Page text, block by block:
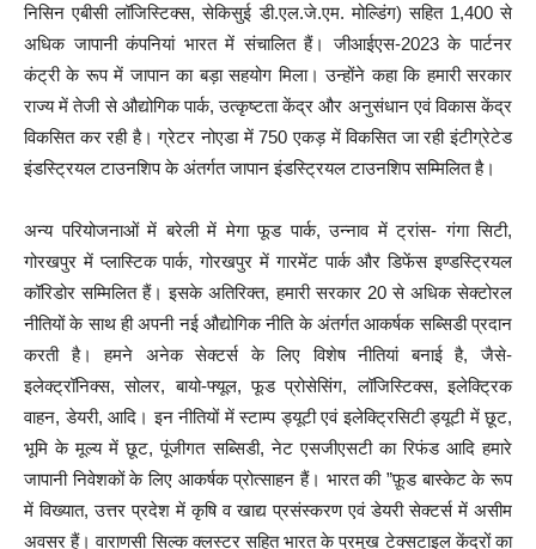
निसिन एबीसी लॉजिस्टिक्स, सेकिसुई डी.एल.जे.एम. मोल्डिंग) सहित 1,400 से
अधिक जापानी कंपनियां भारत में संचालित हैं। जीआईएस-2023 के पार्टनर
कंट्री के रूप में जापान का बड़ा सहयोग मिला। उन्होंने कहा कि हमारी सरकार
राज्य में तेजी से औद्योगिक पार्क, उत्कृष्टता केंद्र और अनुसंधान एवं विकास केंद्र
विकसित कर रही है। ग्रेटर नोएडा में 750 एकड़ में विकसित जा रही इंटीग्रेटेड
इंडस्ट्रियल टाउनशिप के अंतर्गत जापान इंडस्ट्रियल टाउनशिप सम्मिलित है।
अन्य परियोजनाओं में बरेली में मेगा फूड पार्क, उन्नाव में ट्रांस- गंगा सिटी,
गोरखपुर में प्लास्टिक पार्क, गोरखपुर में गारमेंट पार्क और डिफेंस इण्डस्ट्रियल
कॉरिडोर सम्मिलित हैं। इसके अतिरिक्त, हमारी सरकार 20 से अधिक सेक्टोरल
नीतियों के साथ ही अपनी नई औद्योगिक नीति के अंतर्गत आकर्षक सब्सिडी प्रदान
करती है। हमने अनेक सेक्टर्स के लिए विशेष नीतियां बनाई है, जैसे-
इलेक्ट्रॉनिक्स, सोलर, बायो-फ्यूल, फूड प्रोसेसिंग, लॉजिस्टिक्स, इलेक्ट्रिक
वाहन, डेयरी, आदि। इन नीतियों में स्टाम्प ड्यूटी एवं इलेक्ट्रिसिटी ड्यूटी में छूट,
भूमि के मूल्य में छूट, पूंजीगत सब्सिडी, नेट एसजीएसटी का रिफंड आदि हमारे
जापानी निवेशकों के लिए आकर्षक प्रोत्साहन हैं। भारत की ”फ़ूड बास्केट के रूप
में विख्यात, उत्तर प्रदेश में कृषि व खाद्य प्रसंस्करण एवं डेयरी सेक्टर्स में असीम
अवसर हैं। वाराणसी सिल्क क्लस्टर सहित भारत के प्रमुख टेक्सटाइल केंद्रों का